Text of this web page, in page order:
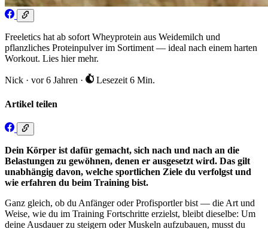
Freeletics hat ab sofort Wheyprotein aus Weidemilch und
pflanzliches Proteinpulver im Sortiment — ideal nach einem harten
Workout. Lies hier mehr.
Nick · vor 6 Jahren · Lesezeit 6 Min.
Artikel teilen
Dein Körper ist dafür gemacht, sich nach und nach an die
Belastungen zu gewöhnen, denen er ausgesetzt wird. Das gilt
unabhängig davon, welche sportlichen Ziele du verfolgst und
wie erfahren du beim Training bist.
Ganz gleich, ob du Anfänger oder Profisportler bist — die Art und
Weise, wie du im Training Fortschritte erzielst, bleibt dieselbe: Um
deine Ausdauer zu steigern oder Muskeln aufzubauen, musst du